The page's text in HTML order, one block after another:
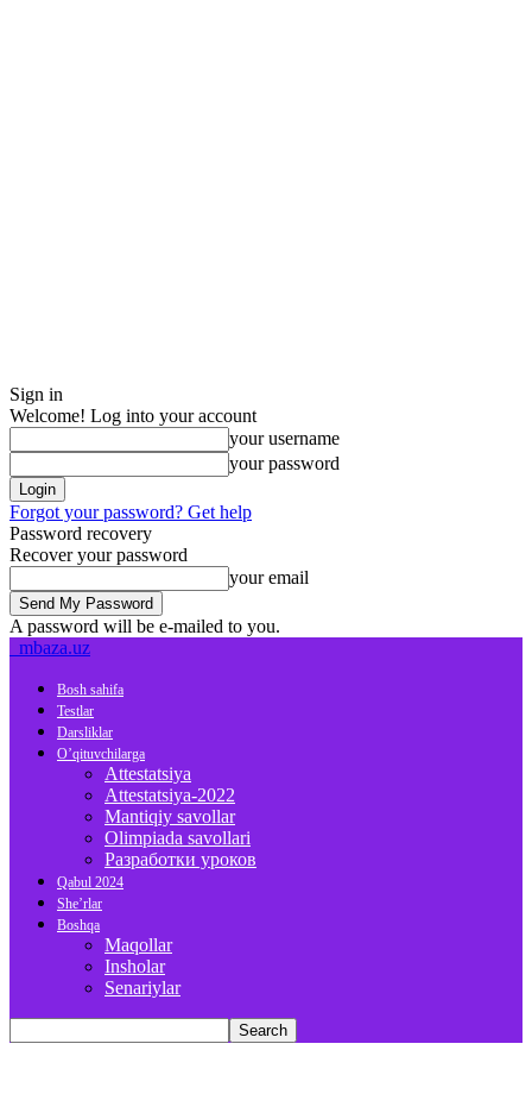
Sign in
Welcome! Log into your account
your username
your password
Forgot your password? Get help
Password recovery
Recover your password
your email
A password will be e-mailed to you.
mbaza.uz
Bosh sahifa
Testlar
Darsliklar
O’qituvchilarga
Attestatsiya
Attestatsiya-2022
Mantiqiy savollar
Olimpiada savollari
Разработки уроков
Qabul 2024
She’rlar
Boshqa
Maqollar
Insholar
Senariylar